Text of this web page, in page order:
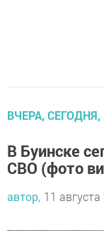
ВЧЕРА, СЕГОДНЯ,
В Буинске
СВО (фото
автор, 11